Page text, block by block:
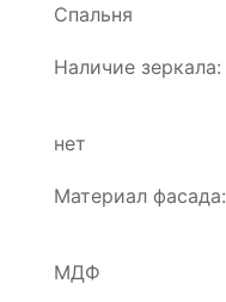
Спальня
Наличие зеркала:
нет
Материал фасада:
МДФ